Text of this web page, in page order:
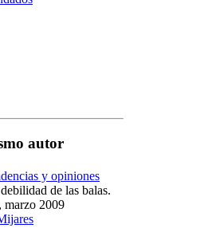
autor
y opiniones
de las balas.
marzo 2009